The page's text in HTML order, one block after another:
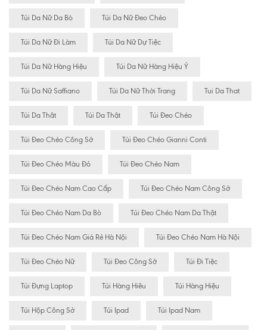
Túi Da Nữ Da Bò Túi Da Nữ Đeo Chéo
Túi Da Nữ Đi Làm Túi Da Nữ Dự Tiệc
Túi Da Nữ Hàng Hiệu Túi Da Nữ Hàng Hiệu Ý
Túi Da Nữ Saffiano Túi Da Nữ Thời Trang Tui Da That
Túi Da Thât Túi Da Thật Túi Đeo Chéo
Túi Đeo Chéo Công Sở Túi Đeo Chéo Gianni Conti
Túi Đeo Chéo Màu Đỏ Túi Đeo Chéo Nam
Túi Đeo Chéo Nam Cao Cấp Túi Đeo Chéo Nam Công Sở
Túi Đeo Chéo Nam Da Bò Túi Đeo Chéo Nam Da Thật
Túi Đeo Chéo Nam Giá Rẻ Hà Nội Túi Đeo Chéo Nam Hà Nội
Túi Đeo Chéo Nữ Túi Đeo Công Sở Túi Đi Tiệc
Túi Đựng Laptop Túi Hàng Hiêu Túi Hàng Hiệu
Túi Hộp Công Sở Túi Ipad Túi Ipad Nam